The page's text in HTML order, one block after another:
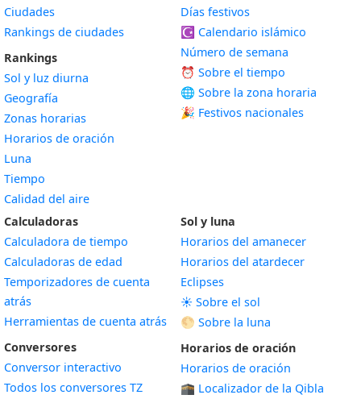
Ciudades
Rankings de ciudades
Rankings
Sol y luz diurna
Geografía
Zonas horarias
Horarios de oración
Luna
Tiempo
Calidad del aire
Días festivos
☪️ Calendario islámico
Número de semana
⏰ Sobre el tiempo
🌐 Sobre la zona horaria
🎉 Festivos nacionales
Calculadoras
Calculadora de tiempo
Calculadoras de edad
Temporizadores de cuenta
atrás
Herramientas de cuenta atrás
Conversores
Conversor interactivo
Todos los conversores TZ
Sol y luna
Horarios del amanecer
Horarios del atardecer
Eclipses
☀️ Sobre el sol
🌕 Sobre la luna
Horarios de oración
Horarios de oración
🕋 Localizador de la Qibla